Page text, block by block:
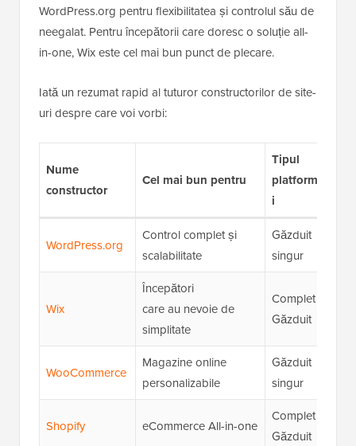
WordPress.org pentru flexibilitatea și controlul său de
neegalat. Pentru începătorii care doresc o soluție all-
in-one, Wix este cel mai bun punct de plecare.
Iată un rezumat rapid al tuturor constructorilor de site-
uri despre care voi vorbi:
Nume
constructor
Cel mai bun pentru
Tipul
platforme
i
WordPress.org
Control complet și
scalabilitate
Găzduit
singur
Wix
Începători
care au nevoie de
simplitate
Complet
Găzduit
WooCommerce
Magazine online
personalizabile
Găzduit
singur
Shopify eCommerce All-in-one
Complet
Găzduit